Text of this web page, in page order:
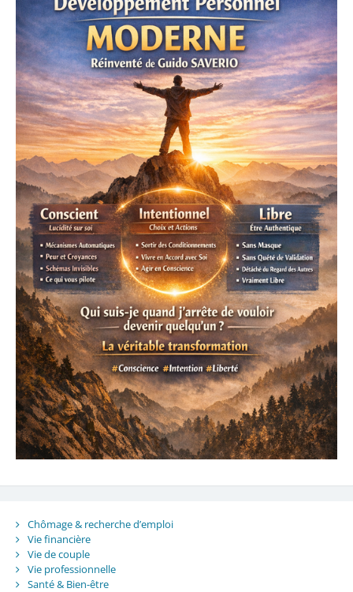
Chômage & recherche d’emploi
Vie financière
Vie de couple
Vie professionnelle
Santé & Bien-être